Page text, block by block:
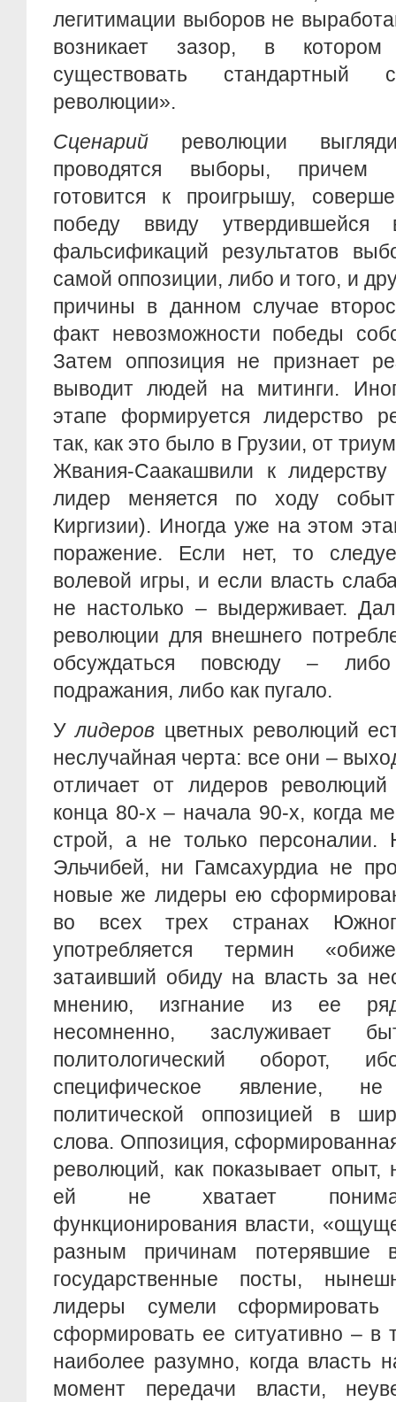
легитимации выборов не
возникает зазор, в
существовать стандартный
революции».
Сценарий революции
проводятся выборы, причем
готовится к проигрышу,
победу ввиду утвердившейся
фальсификаций результатов
самой оппозиции, либо и того, и
причины в данном случае
факт невозможности победы
Затем оппозиция не признает
выводит людей на митинги.
этапе формируется лидерство
так, как это было в Грузии, от
Жвания-Саакашвили к
лидер меняется по ходу
Киргизии). Иногда уже на этом
поражение. Если нет, то
волевой игры, и если власть
не настолько – выдерживает.
революции для внешнего
обсуждаться повсюду –
подражания, либо как пугало.
Улидеров цветных революций
неслучайная черта: все они –
отличает от лидеров
конца 80-х – начала 90-х, когда
строй, а не только персоналии.
Эльчибей, ни Гамсахурдиа не
новые же лидеры ею
во всех трех странах
употребляется термин
затаивший обиду на власть за
мнению, изгнание из ее
несомненно, заслуживает
политологический оборот,
специфическое явление,
политической оппозицией в
слова. Оппозиция,
революций, как показывает опыт,
ей не хватает
функционирования власти,
разным причинам потерявшие
государственные посты,
лидеры сумели сформировать
сформировать ее ситуативно – в
наиболее разумно, когда власть
момент передачи власти,